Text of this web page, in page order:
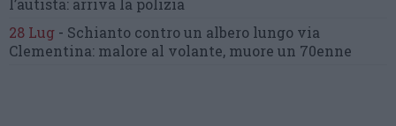
l’autista: arriva la polizia
28 Lug - Schianto contro un albero lungo via
Clementina: malore al volante, muore un 70enne